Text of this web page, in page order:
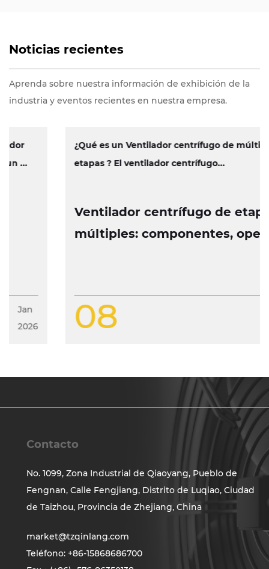
Noticias recientes
Aprenda sobre nuestra información de exhibición de la
industria y eventos recientes en nuestra empresa.
Ventilador centrífugo de etapas
múltiples: componentes, operación
¿Qué es un Ventilador centrífugo de múltiples
etapas ? El ventilador centrífugo...
08
Contacto
No. 1099, Zona Industrial de Qiaoyang, Pueblo de
Fengnan, Calle Fengjiang, Distrito de Luqiao, Ciudad
de Taizhou, Provincia de Zhejiang, China
market@tzqinlang.com
Teléfono: +86-15868686700